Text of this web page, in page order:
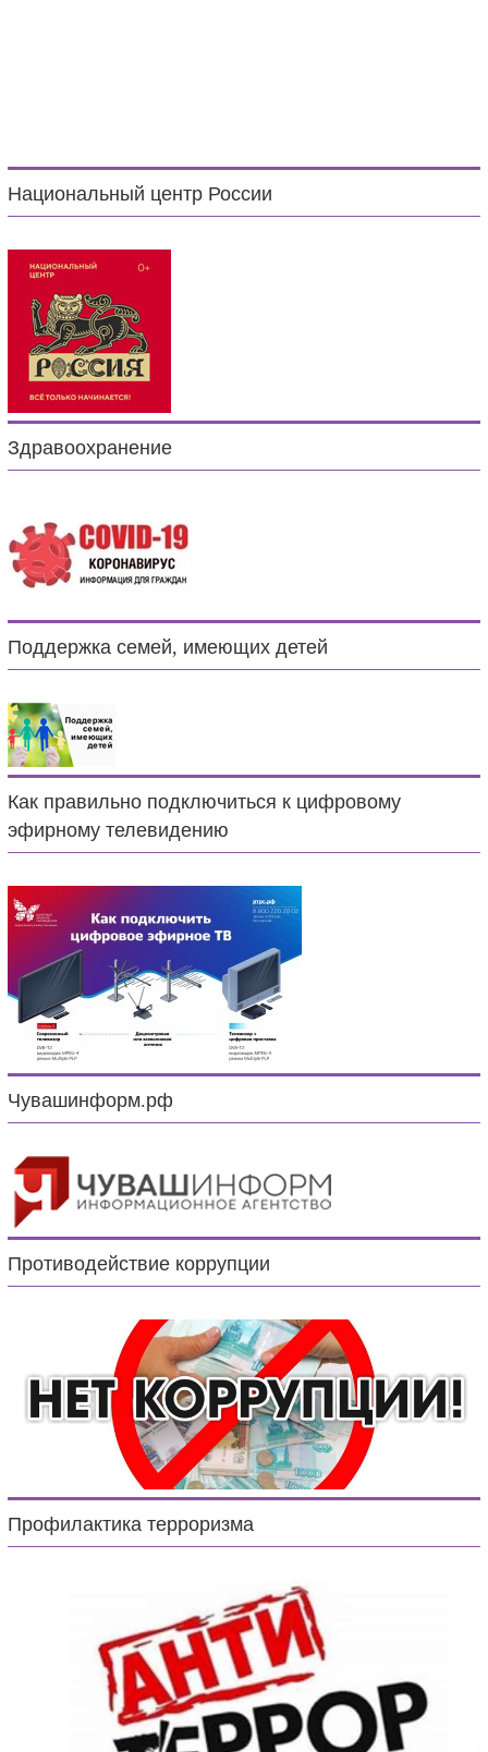
Национальный центр России
Здравоохранение
Поддержка семей, имеющих детей
Как правильно подключиться к цифровому
эфирному телевидению
Чувашинформ.рф
Противодействие коррупции
Профилактика терроризма